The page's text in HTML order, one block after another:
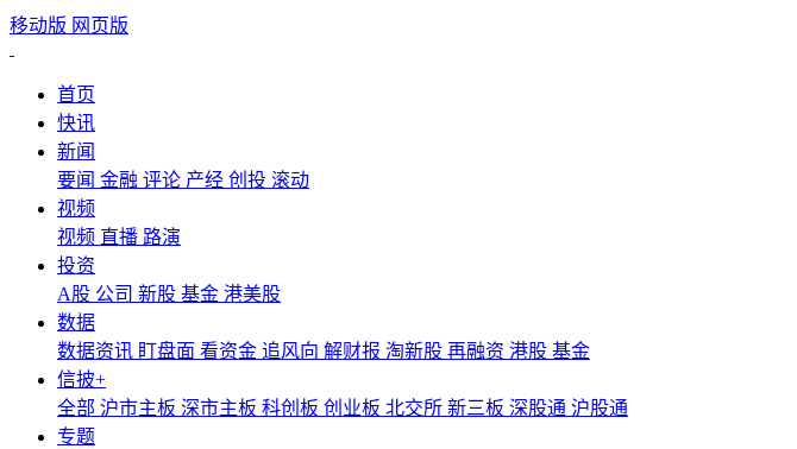
移动版 网页版
首页
快讯
新闻
要闻 金融 评论 产经 创投 滚动
视频
视频 直播 路演
投资
A股 公司 新股 基金 港美股
数据
数据资讯 盯盘面 看资金 追风向 解财报 淘新股 再融资 港股 基金
信披+
全部 沪市主板 深市主板 科创板 创业板 北交所 新三板 深股通 沪股通
专题